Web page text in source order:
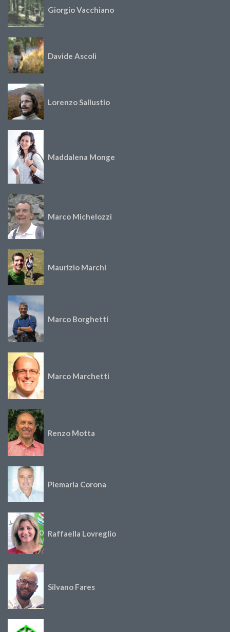
Giorgio Vacchiano
Davide Ascoli
Lorenzo Sallustio
Maddalena Monge
Marco Michelozzi
Maurizio Marchi
Marco Borghetti
Marco Marchetti
Renzo Motta
Piemaria Corona
Raffaella Lovreglio
Silvano Fares